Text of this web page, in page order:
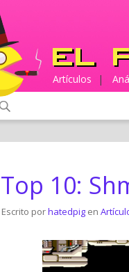
Artículos |
Top 10:
Escrito porhatedpig en